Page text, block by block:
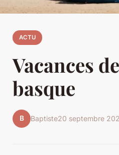
ACTU
Vacances
basque
B Baptiste20 septembre